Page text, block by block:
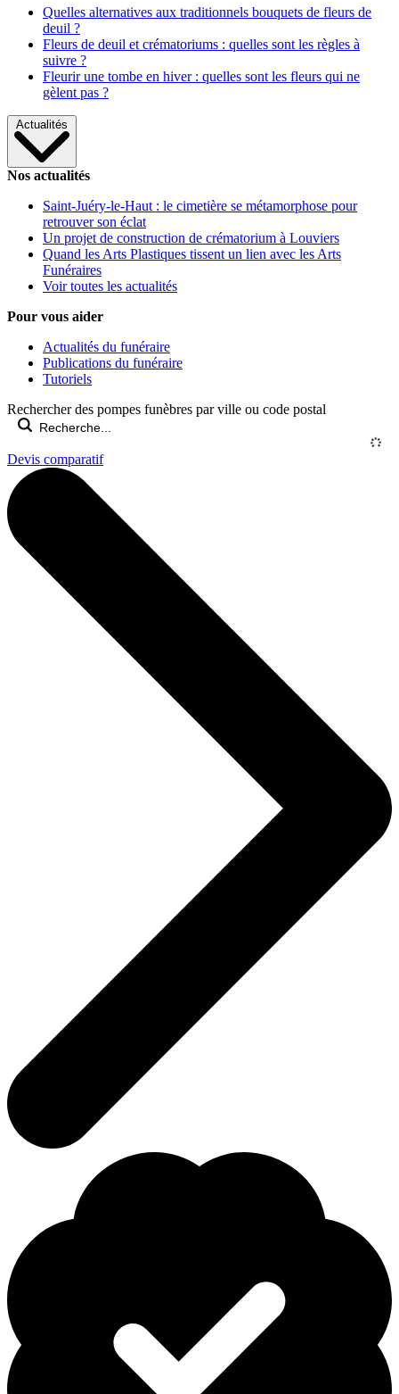
Quelles alternatives aux traditionnels bouquets de fleurs de
deuil ?
Fleurs de deuil et crématoriums : quelles sont les règles à
suivre ?
Fleurir une tombe en hiver : quelles sont les fleurs qui ne
gèlent pas ?
Actualités
Nos actualités
Saint-Juéry-le-Haut : le cimetière se métamorphose pour
retrouver son éclat
Un projet de construction de crématorium à Louviers
Quand les Arts Plastiques tissent un lien avec les Arts
Funéraires
Voir toutes les actualités
Pour vous aider
Actualités du funéraire
Publications du funéraire
Tutoriels
Rechercher des pompes funèbres par ville ou code postal
Devis comparatif